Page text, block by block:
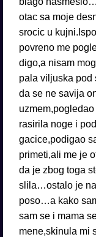
otac sa moje
srocic u
povreno me
digo,a nisam
pala viljuska pod
da se ne savija
rasirila noge i
gacice,podigao
primeti,ali me je
da je zbog toga
slila…ostalo je
poso…a kako
sam se i mama
mene,skinula mi